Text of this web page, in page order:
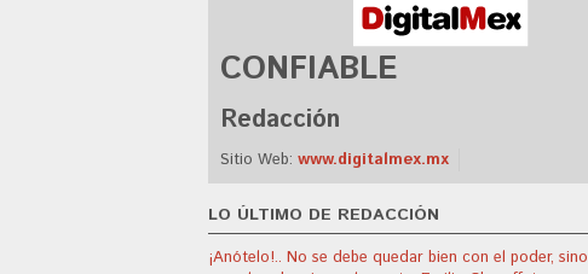
CONFIABLE
Redacción
Sitio Web: www.digitalmex.mx
LO ÚLTIMO DE REDACCIÓN
¡Anótelo!.. No se debe quedar bien con el poder, sino